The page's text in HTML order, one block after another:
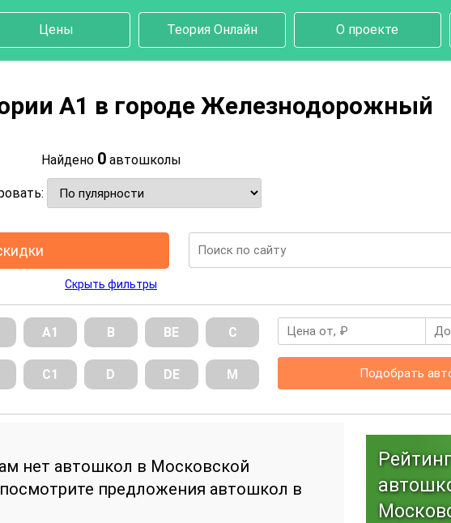
Цены Теория Онлайн О проекте
A1 в городе Железнодорожный
Найдено 0автошколы
Скрыть фильтры
А1 В ВE С
С1 D DE М Подобрать
нет автошкол в Московской
предложения автошкол в
Рейтинг